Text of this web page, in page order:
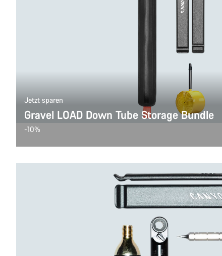
Jetzt sparen
Gravel LOAD Down Tube Storage Bundle
-10%